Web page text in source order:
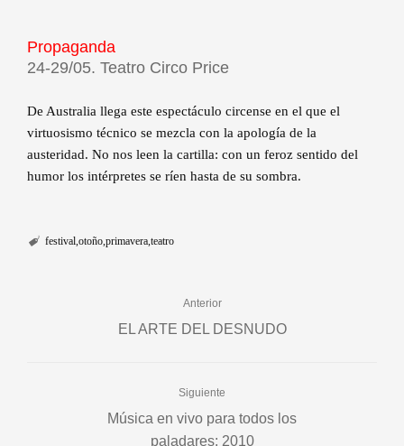
Propaganda
24-29/05. Teatro Circo Price
De Australia llega este espectáculo circense en el que el
virtuosismo técnico se mezcla con la apología de la
austeridad. No nos leen la cartilla: con un feroz sentido del
humor los intérpretes se ríen hasta de su sombra.
festival otoño primavera teatro
Anterior
EL ARTE DEL DESNUDO
Siguiente
Música en vivo para todos los
paladares: 2010